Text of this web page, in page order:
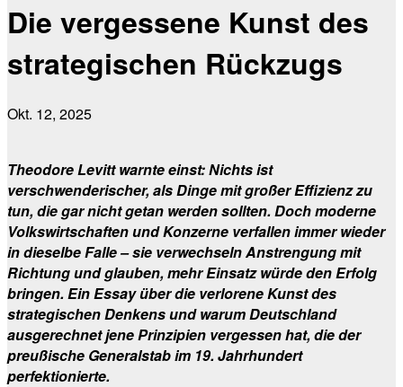
Die vergessene Kunst des
strategischen Rückzugs
Okt. 12, 2025
Theodore Levitt warnte einst: Nichts ist
verschwenderischer, als Dinge mit großer Effizienz zu
tun, die gar nicht getan werden sollten. Doch moderne
Volkswirtschaften und Konzerne verfallen immer wieder
in dieselbe Falle – sie verwechseln Anstrengung mit
Richtung und glauben, mehr Einsatz würde den Erfolg
bringen. Ein Essay über die verlorene Kunst des
strategischen Denkens und warum Deutschland
ausgerechnet jene Prinzipien vergessen hat, die der
preußische Generalstab im 19. Jahrhundert
perfektionierte.